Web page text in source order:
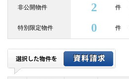
非公開物件 2 件
特別限定物件
0 件